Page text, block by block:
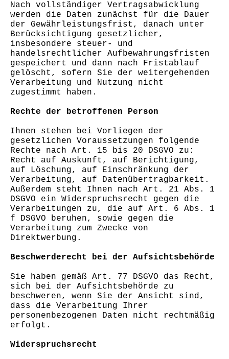
Nach vollständiger Vertragsabwicklung
werden die Daten zunächst für die Dauer
der Gewährleistungsfrist, danach unter
Berücksichtigung gesetzlicher,
insbesondere steuer- und
handelsrechtlicher Aufbewahrungsfristen
gespeichert und dann nach Fristablauf
gelöscht, sofern Sie der weitergehenden
Verarbeitung und Nutzung nicht
zugestimmt haben.
Rechte der betroffenen Person
Ihnen stehen bei Vorliegen der
gesetzlichen Voraussetzungen folgende
Rechte nach Art. 15 bis 20 DSGVO zu:
Recht auf Auskunft, auf Berichtigung,
auf Löschung, auf Einschränkung der
Verarbeitung, auf Datenübertragbarkeit.
Außerdem steht Ihnen nach Art. 21 Abs. 1
DSGVO ein Widerspruchsrecht gegen die
Verarbeitungen zu, die auf Art. 6 Abs. 1
f DSGVO beruhen, sowie gegen die
Verarbeitung zum Zwecke von
Direktwerbung.
Beschwerderecht bei der Aufsichtsbehörde
Sie haben gemäß Art. 77 DSGVO das Recht,
sich bei der Aufsichtsbehörde zu
beschweren, wenn Sie der Ansicht sind,
dass die Verarbeitung Ihrer
personenbezogenen Daten nicht rechtmäßig
erfolgt.
Widerspruchsrecht